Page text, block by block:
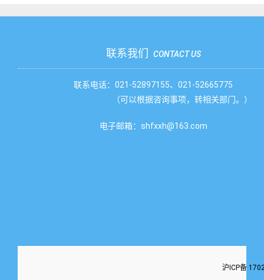
联系我们 CONTACT US
联系电话：021-52897155、021-52665775
（可以根据咨询事项，转相关部门。）
电子邮箱：shfxxh@163.com
沪ICP备